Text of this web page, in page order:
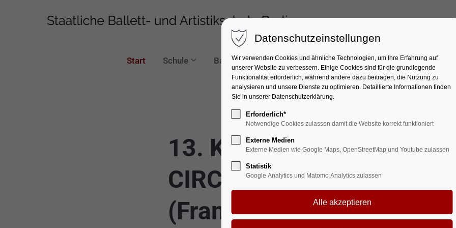
Start Schule Ballett Artistik Allgemeinbildung Beratung &
13. Klasse Artistik auf
CIRCLE Festival in Auch
(Frankreich)
Datenschutzeinstellungen
Wir verwenden Cookies und ähnliche Technologien, um Ihre Erfahrung auf
unserer Website zu verbessern. Einige Cookies sind für die grundlegende
Funktionalität erforderlich, während andere dazu beitragen, die Nutzung zu
analysieren und unsere Dienste zu optimieren. Detaillierte Informationen finden
Sie in unserer Datenschutzerklärung.
Erforderlich*
Notwendige Cookies zulassen damit die Website korrekt funktioniert
Externe Medien
Externe Medien wie Google Maps, OpenStreetMap und Youtube zulassen
Statistik
Google Analytics und Matomo Analytics zulassen